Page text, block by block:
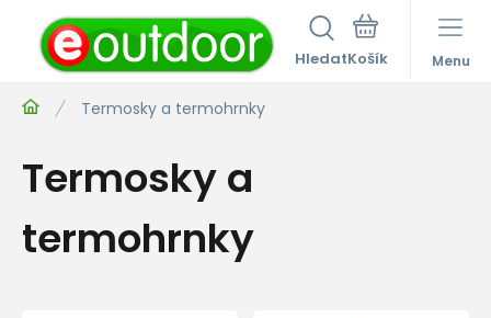
Hledat Menu
Termosky a termohrnky
Termosky a
termohrnky